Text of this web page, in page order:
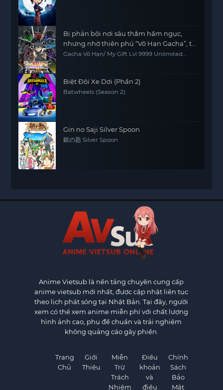
Bị phản bội nơi sâu thẳm hầm ngục,
nhưng nhờ thiên phú “Vô Hạn Gacha”, tôi
chiêu mộ các đồng đội cấp 9999 để trả
Gacha Vô Hạn/ My Gift Lvl 9999 Unlimited
Biệt Đội Xe Dơi (Phần 2)
Batwheels (Season 2)
Gin no Saji Silver Spoon
銀の匙 Silver Spoon
Anime Vietsub là nền tảng chuyên cung cấp
anime vietsub mới nhất, được cập nhật liên tục
theo lịch phát sóng tại Nhật Bản. Tại đây, người
xem có thể xem anime miễn phí với chất lượng
hình ảnh cao, phụ đề chuẩn và trải nghiệm
không quảng cáo gây phiền.
Trang
Chủ
Giới
Thiệu
Miễn
Trừ
Trách
Nhiệm
Điều
khoản
và
điều
Chính
Sách
Bảo
Mật